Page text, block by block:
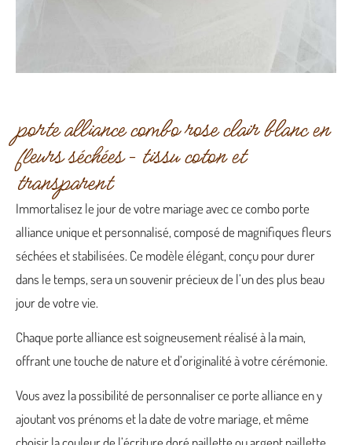
porte alliance combo rose clair blanc en
fleurs séchées – tissu coton et
transparent
Immortalisez le jour de votre mariage avec ce combo porte
alliance unique et personnalisé, composé de magnifiques fleurs
séchées et stabilisées. Ce modèle élégant, conçu pour durer
dans le temps, sera un souvenir précieux de l’un des plus beau
jour de votre vie.
Chaque porte alliance est soigneusement réalisé à la main,
offrant une touche de nature et d’originalité à votre cérémonie.
Vous avez la possibilité de personnaliser ce porte alliance en y
ajoutant vos prénoms et la date de votre mariage, et même